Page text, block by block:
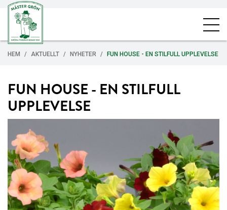
HEM AKTUELLT NYHETER FUN HOUSE - EN STILFULL UPPLEVELSE
FUN HOUSE - EN STILFULL
UPPLEVELSE